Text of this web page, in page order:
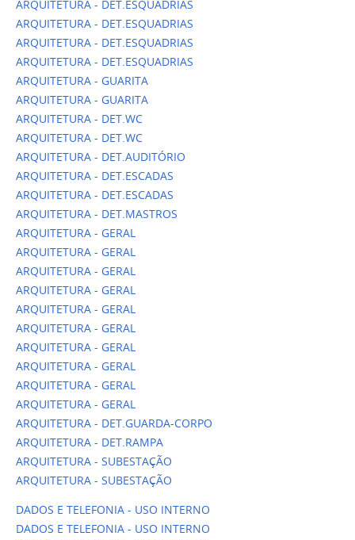
ARQUITETURA - DET.ESQUADRIAS
ARQUITETURA - DET.ESQUADRIAS
ARQUITETURA - DET.ESQUADRIAS
ARQUITETURA - DET.ESQUADRIAS
ARQUITETURA - GUARITA
ARQUITETURA - GUARITA
ARQUITETURA - DET.WC
ARQUITETURA - DET.WC
ARQUITETURA - DET.AUDITÓRIO
ARQUITETURA - DET.ESCADAS
ARQUITETURA - DET.ESCADAS
ARQUITETURA - DET.MASTROS
ARQUITETURA - GERAL
ARQUITETURA - GERAL
ARQUITETURA - GERAL
ARQUITETURA - GERAL
ARQUITETURA - GERAL
ARQUITETURA - GERAL
ARQUITETURA - GERAL
ARQUITETURA - GERAL
ARQUITETURA - GERAL
ARQUITETURA - GERAL
ARQUITETURA - DET.GUARDA-CORPO
ARQUITETURA - DET.RAMPA
ARQUITETURA - SUBESTAÇÃO
ARQUITETURA - SUBESTAÇÃO
DADOS E TELEFONIA - USO INTERNO
DADOS E TELEFONIA - USO INTERNO